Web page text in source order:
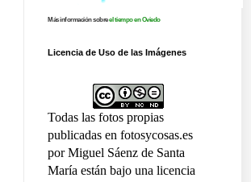
Más información sobreel tiempo en Oviedo
Licencia de Uso de las Imágenes
Todas las fotos propias
publicadas en fotosycosas.es
por Miguel Sáenz de Santa
María están bajo una licencia